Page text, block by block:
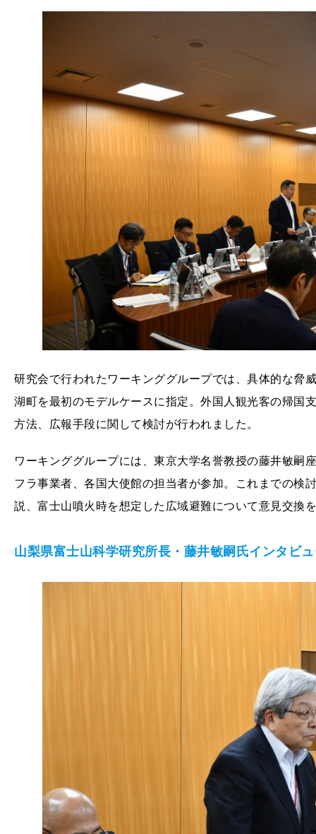
研究会で行われたワーキンググループでは、具体的な脅
湖町を最初のモデルケースに指定。外国人観光客の帰国
方法、広報手段に関して検討が⾏われました。
ワーキンググループには、東京大学名誉教授の藤井敏嗣
フラ事業者、各国大使館の担当者が参加。これまでの検
説、富士⼭噴火時を想定した広域避難について意⾒交換
山梨県富士山科学研究所長・藤井敏嗣氏インタビ